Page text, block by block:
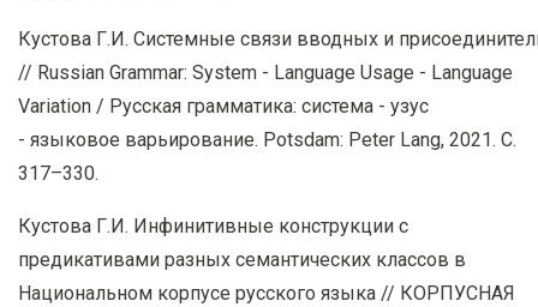
Кустова Г.И. Системные связи вводных и
// Russian Grammar: System - Language Usage - Language
Variation / Русская грамматика: система - узус
- языковое варьирование. Potsdam: Peter Lang, 2021. С.
317–330.
Кустова Г.И. Инфинитивные конструкции с
предикативами разных семантических классов в
Национальном корпусе русского языка // КОРПУСНАЯ